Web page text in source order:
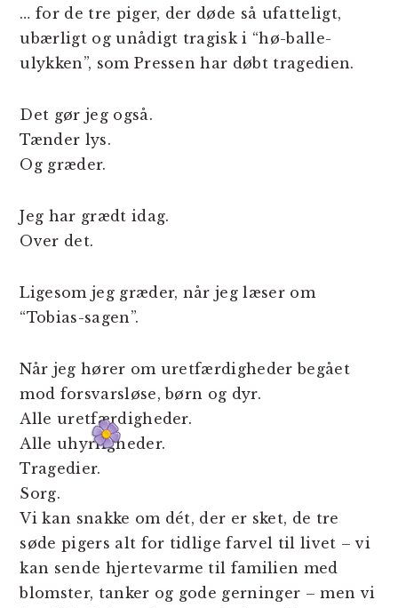
… for de tre piger, der døde så ufatteligt,
ubærligt og unådigt tragisk i “hø-balle-
ulykken”, som Pressen har døbt tragedien.
Det gør jeg også.
Tænder lys.
Og græder.
Jeg har grædt idag.
Over det.
Ligesom jeg græder, når jeg læser om
“Tobias-sagen”.
Når jeg hører om uretfærdigheder begået
mod forsvarsløse, børn og dyr.
Alle uretfærdigheder.
Alle uhyrligheder.
Tragedier.
Sorg.
Vi kan snakke om dét, der er sket, de tre
søde pigers alt for tidlige farvel til livet – vi
kan sende hjertevarme til familien med
blomster, tanker og gode gerninger – men vi